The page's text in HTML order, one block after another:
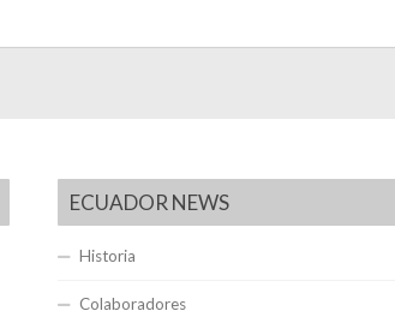
ECUADOR NEWS
Historia
Colaboradores